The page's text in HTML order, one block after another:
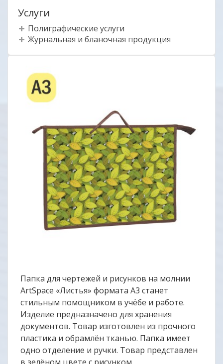
Услуги
Полиграфические услуги
Журнальная и бланочная продукция
Папка для чертежей и рисунков на молнии
ArtSpace «Листья» формата А3 станет
стильным помощником в учёбе и работе.
Изделие предназначено для хранения
документов. Товар изготовлен из прочного
пластика и обрамлён тканью. Папка имеет
одно отделение и ручки. Товар представлен